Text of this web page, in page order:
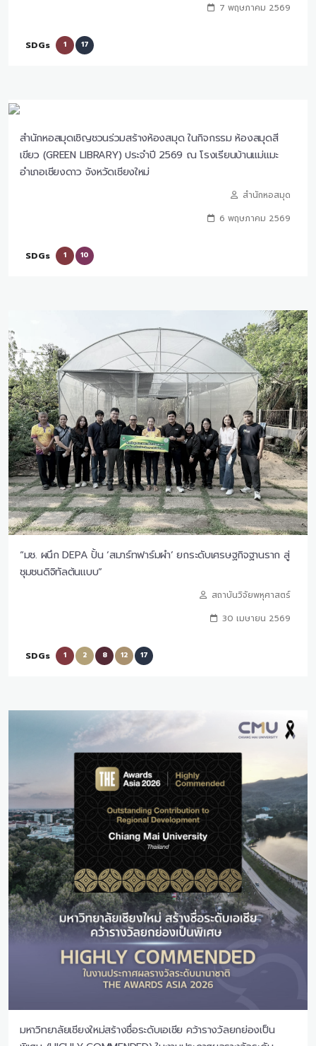
7 พฤษภาคม 2569
SDGs 1 17
สำนักหอสมุดเชิญชวนร่วมสร้างห้องสมุด ในกิจกรรม ห้องสมุดสี
เขียว (GREEN LIBRARY) ประจำปี 2569 ณ โรงเรียนบ้านแม่แมะ
อำเภอเชียงดาว จังหวัดเชียงใหม่
สำนักหอสมุด
6 พฤษภาคม 2569
SDGs 1 10
“มช. ผนึก DEPA ปั้น ‘สมาร์ทฟาร์มผำ’ ยกระดับเศรษฐกิจฐานราก สู่
ชุมชนดิจิทัลต้นแบบ”
สถาบันวิจัยพหุศาสตร์
30 เมษายน 2569
SDGs 1 2 8 12 17
มหาวิทยาลัยเชียงใหม่สร้างชื่อระดับเอเชีย คว้ารางวัลยกย่องเป็น